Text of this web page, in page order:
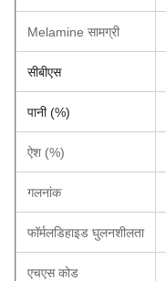
Melamine सामग्री
सीबीएस
पानी (%)
ऐश (%)
गलनांक
फॉर्मलडिहाइड घुलनशीलता
एचएस कोड